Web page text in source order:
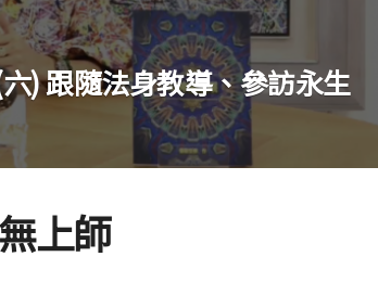
) 跟隨法身教導、參訪永生
上師